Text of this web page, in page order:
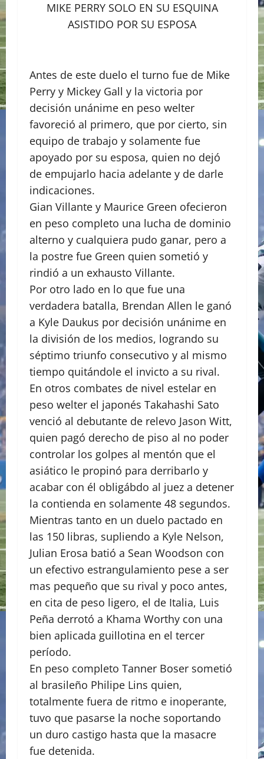
MIKE PERRY SOLO EN SU ESQUINA
ASISTIDO POR SU ESPOSA
Antes de este duelo el turno fue de Mike
Perry y Mickey Gall y la victoria por
decisión unánime en peso welter
favoreció al primero, que por cierto, sin
equipo de trabajo y solamente fue
apoyado por su esposa, quien no dejó
de empujarlo hacia adelante y de darle
indicaciones.
Gian Villante y Maurice Green ofecieron
en peso completo una lucha de dominio
alterno y cualquiera pudo ganar, pero a
la postre fue Green quien sometió y
rindió a un exhausto Villante.
Por otro lado en lo que fue una
verdadera batalla, Brendan Allen le ganó
a Kyle Daukus por decisión unánime en
la división de los medios, logrando su
séptimo triunfo consecutivo y al mismo
tiempo quitándole el invicto a su rival.
En otros combates de nivel estelar en
peso welter el japonés Takahashi Sato
venció al debutante de relevo Jason Witt,
quien pagó derecho de piso al no poder
controlar los golpes al mentón que el
asiático le propinó para derribarlo y
acabar con él obligábdo al juez a detener
la contienda en solamente 48 segundos.
Mientras tanto en un duelo pactado en
las 150 libras, supliendo a Kyle Nelson,
Julian Erosa batió a Sean Woodson con
un efectivo estrangulamiento pese a ser
mas pequeño que su rival y poco antes,
en cita de peso ligero, el de Italia, Luis
Peña derrotó a Khama Worthy con una
bien aplicada guillotina en el tercer
período.
En peso completo Tanner Boser sometió
al brasileño Philipe Lins quien,
totalmente fuera de ritmo e inoperante,
tuvo que pasarse la noche soportando
un duro castigo hasta que la masacre
fue detenida.